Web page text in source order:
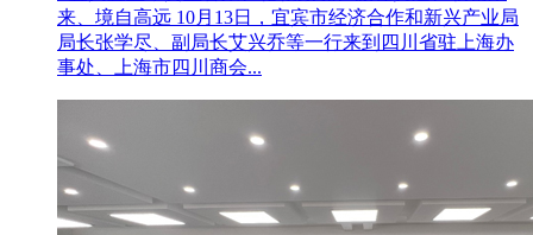
来、境自高远 10月13日，宜宾市经济合作和新兴产业局
局长张学尽、副局长艾兴乔等一行来到四川省驻上海办
事处、上海市四川商会...